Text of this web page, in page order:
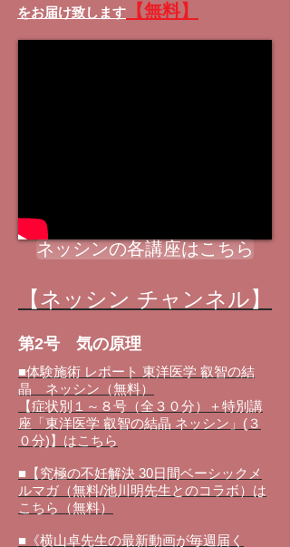
をお届け致します
【無料】
ネッシンの各講座はこちら
【ネッシン チャンネル】
第2号 気の原理
■体験施術 レポート 東洋医学 叡智の結
晶 ネッシン（無料）
【症状別１～８号（全３０分）＋特別講
座「東洋医学 叡智の結晶 ネッシン」(３
０分)】はこちら
■【究極の不妊解決 30日間ベーシックメ
ルマガ（無料/池川明先生とのコラボ）は
こちら（無料）
■《横山卓先生の最新動画が毎週届く